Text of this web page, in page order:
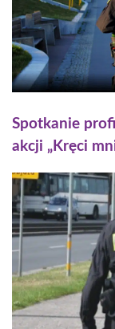
Spotkanie
akcji „Kręci